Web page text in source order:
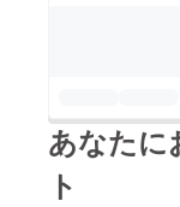
あなたに
ト